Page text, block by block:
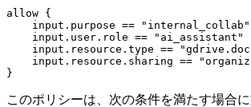
allow {
    input.purpose == "internal_collab"
    input.user.role == "ai_assistant"
input.resource.type ==
input.resource.sharing ==
このポリシーは、次の条件を満たす場合